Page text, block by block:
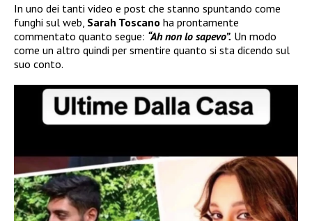
In uno dei tanti video e post che stanno spuntando come
funghi sul web, Sarah Toscano ha prontamente
commentato quanto segue: “Ah non lo sapevo”. Un modo
come un altro quindi per smentire quanto si sta dicendo sul
suo conto.